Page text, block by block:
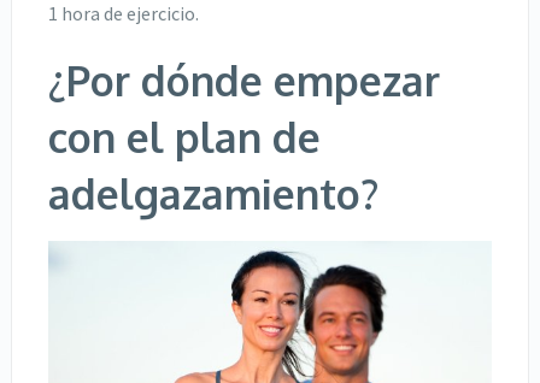
1 hora de ejercicio.
¿Por dónde empezar
con el plan de
adelgazamiento?